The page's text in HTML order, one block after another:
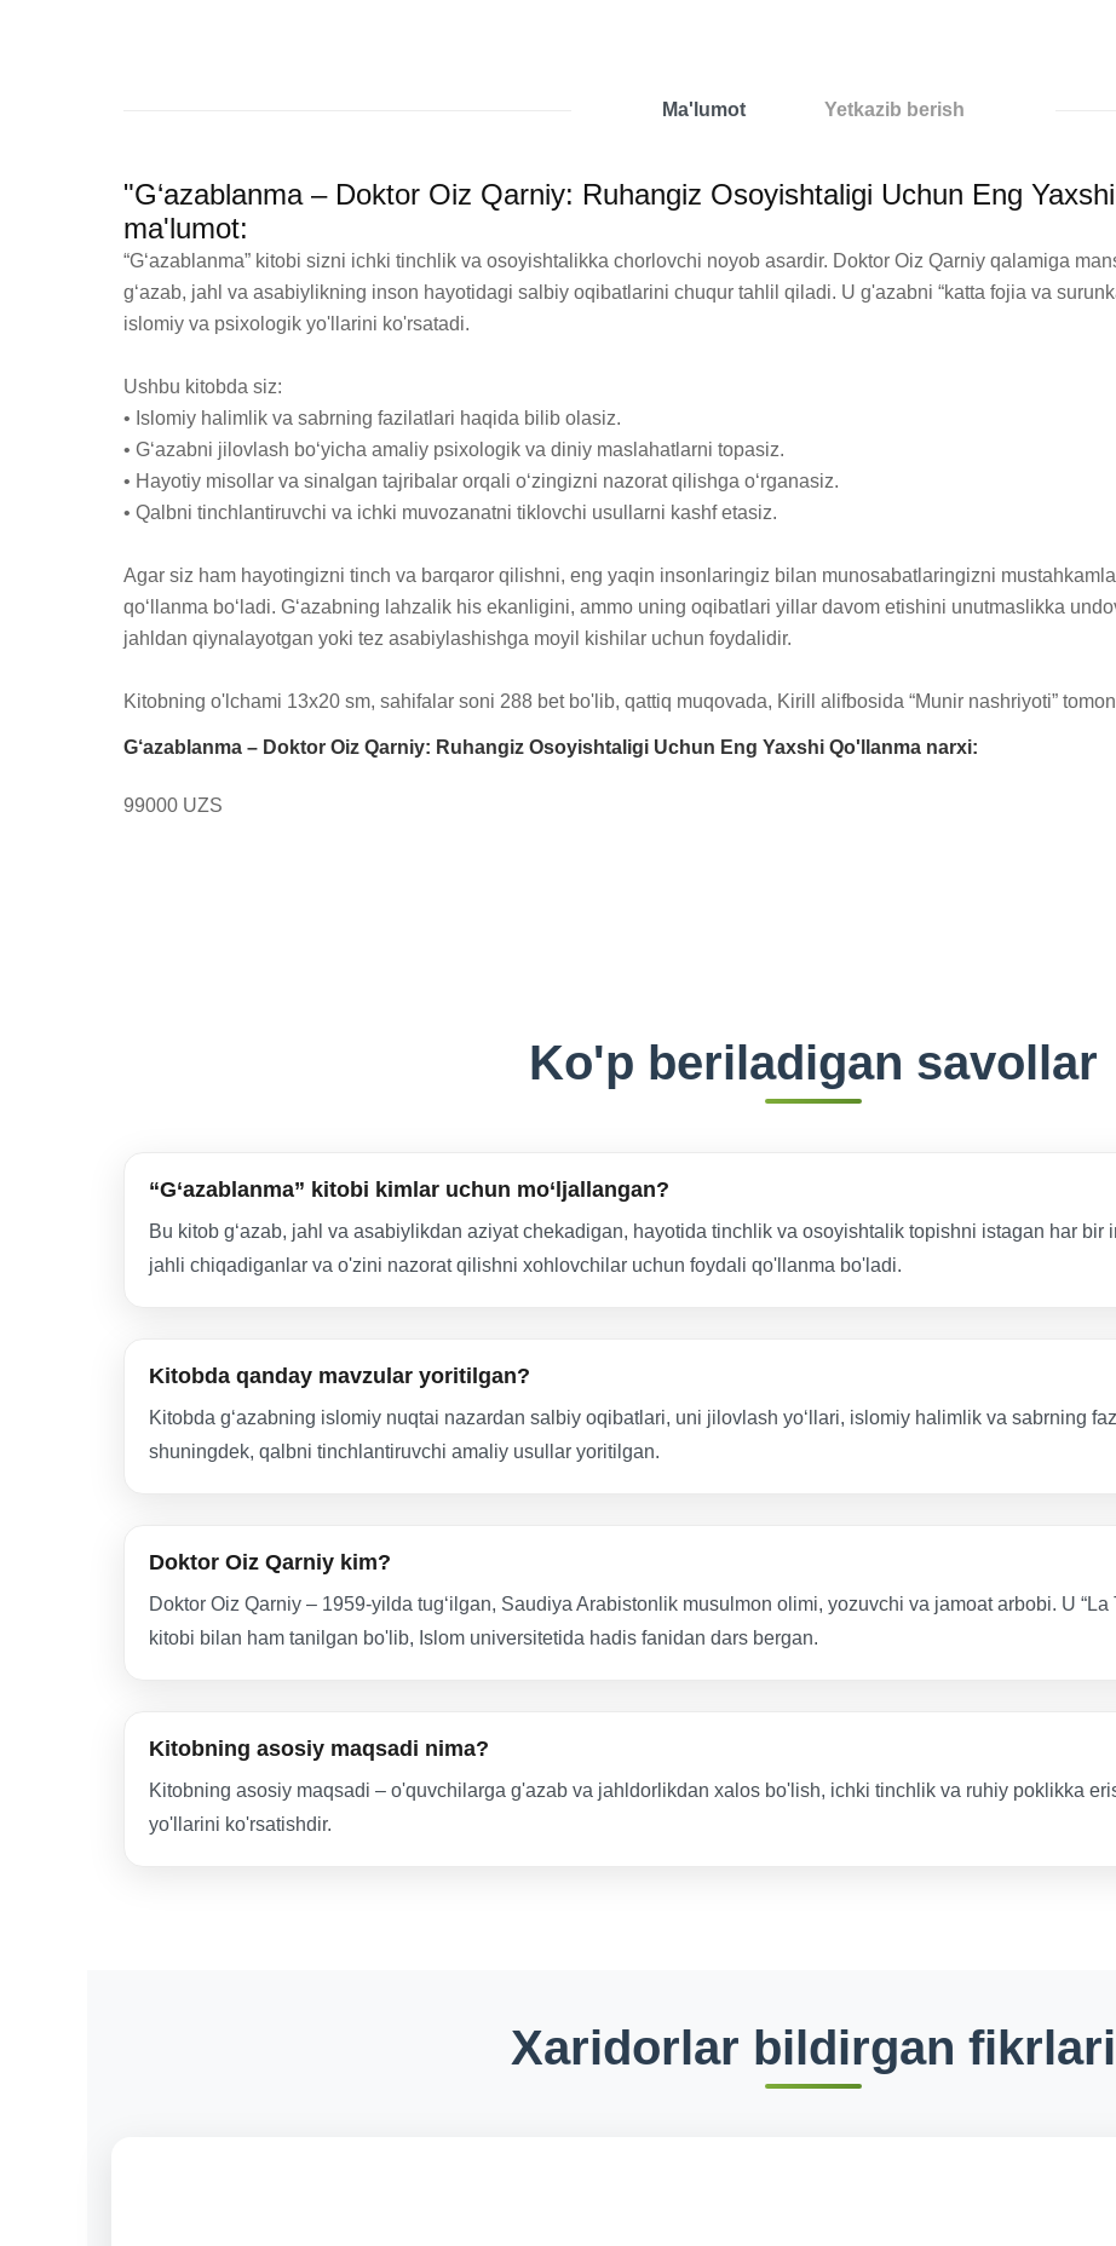
Ma'lumot Yetkazib berish
"G‘azablanma – Doktor Oiz Qarniy: Ruhangiz Osoyishtaligi Uchun Eng
ma'lumot:
“G‘azablanma” kitobi sizni ichki tinchlik va osoyishtalikka chorlovchi noyob asardir. Doktor Oiz Qarniy qalamiga
g‘azab, jahl va asabiylikning inson hayotidagi salbiy oqibatlarini chuqur tahlil qiladi. U g'azabni “katta fojia va
islomiy va psixologik yo'llarini ko'rsatadi.
Ushbu kitobda siz:
• Islomiy halimlik va sabrning fazilatlari haqida bilib olasiz.
• G‘azabni jilovlash bo‘yicha amaliy psixologik va diniy maslahatlarni topasiz.
• Hayotiy misollar va sinalgan tajribalar orqali o‘zingizni nazorat qilishga o‘rganasiz.
• Qalbni tinchlantiruvchi va ichki muvozanatni tiklovchi usullarni kashf etasiz.
Agar siz ham hayotingizni tinch va barqaror qilishni, eng yaqin insonlaringiz bilan munosabatlaringizni
qo‘llanma bo‘ladi. G‘azabning lahzalik his ekanligini, ammo uning oqibatlari yillar davom etishini unutmaslikka
jahldan qiynalayotgan yoki tez asabiylashishga moyil kishilar uchun foydalidir.
Kitobning o'lchami 13x20 sm, sahifalar soni 288 bet bo'lib, qattiq muqovada, Kirill alifbosida “Munir nashriyoti”
G‘azablanma – Doktor Oiz Qarniy: Ruhangiz Osoyishtaligi Uchun Eng Yaxshi Qo'llanma narxi:
99000 UZS
Ko'p beriladigan savollar
“G‘azablanma” kitobi kimlar uchun mo‘ljallangan?
Bu kitob g‘azab, jahl va asabiylikdan aziyat chekadigan, hayotida tinchlik va osoyishtalik topishni istagan har bir
jahli chiqadiganlar va o'zini nazorat qilishni xohlovchilar uchun foydali qo'llanma bo'ladi.
Kitobda qanday mavzular yoritilgan?
Kitobda g‘azabning islomiy nuqtai nazardan salbiy oqibatlari, uni jilovlash yo‘llari, islomiy halimlik va sabrning
shuningdek, qalbni tinchlantiruvchi amaliy usullar yoritilgan.
Doktor Oiz Qarniy kim?
Doktor Oiz Qarniy – 1959-yilda tug‘ilgan, Saudiya Arabistonlik musulmon olimi, yozuvchi va jamoat arbobi. U
kitobi bilan ham tanilgan bo'lib, Islom universitetida hadis fanidan dars bergan.
Kitobning asosiy maqsadi nima?
Kitobning asosiy maqsadi – o'quvchilarga g'azab va jahldorlikdan xalos bo'lish, ichki tinchlik va ruhiy poklikka
yo'llarini ko'rsatishdir.
Xaridorlar bildirgan fikrlari